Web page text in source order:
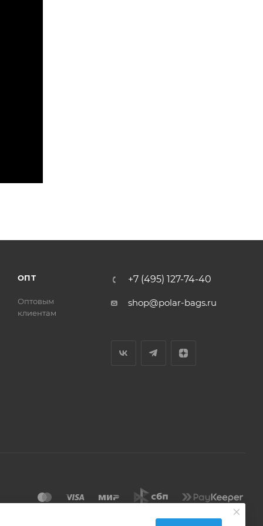
ОПТ
Оптовым
клиентам
+7 (495) 127-74-40
shop@polar-bags.ru